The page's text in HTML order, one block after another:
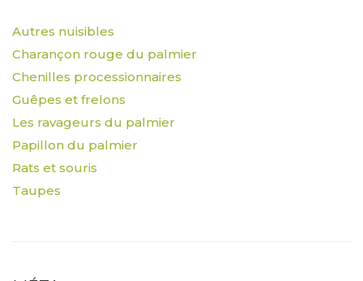
Autres nuisibles
Charançon rouge du palmier
Chenilles processionnaires
Guêpes et frelons
Les ravageurs du palmier
Papillon du palmier
Rats et souris
Taupes